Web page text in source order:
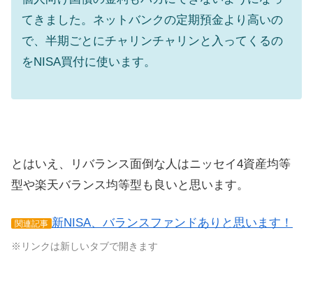
てきました。ネットバンクの定期預金より高いの
で、半期ごとにチャリンチャリンと入ってくるの
をNISA買付に使います。
とはいえ、リバランス面倒な人はニッセイ4資産均等
型や楽天バランス均等型も良いと思います。
関連記事 新NISA、バランスファンドありと思います！
※リンクは新しいタブで開きます